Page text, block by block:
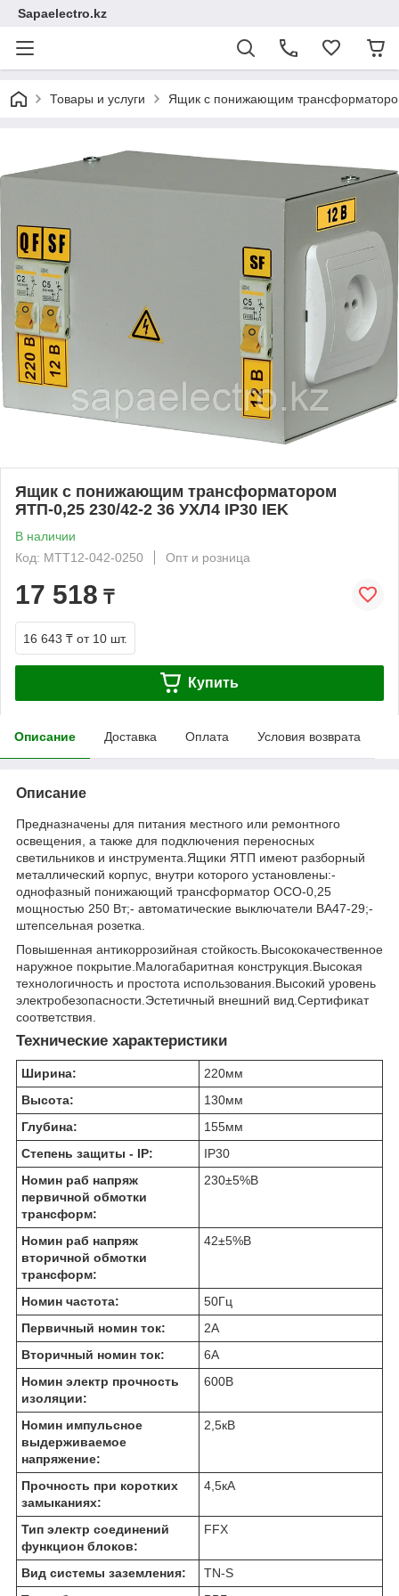
Sapaelectro.kz
Товары и услуги Ящик с понижающим
Ящик с понижающим трансформатором
ЯТП-0,25 230/42-2 36 УХЛ4 IP30 IEK
В наличии
Код: MTT12-042-0250
Опт и розница
17 518 ₸
16 643 ₸ от 10 шт.
Купить
Описание Доставка Оплата Условия возврата
Описание
Предназначены для питания местного или ремонтного
освещения, а также для подключения переносных
светильников и инструмента.Ящики ЯТП имеют разборный
металлический корпус, внутри которого установлены:-
однофазный понижающий трансформатор ОСО-0,25
мощностью 250 Вт;- автоматические выключатели ВА47-29;-
штепсельная розетка.
Повышенная антикоррозийная стойкость.Высококачественное
наружное покрытие.Малогабаритная конструкция.Высокая
технологичность и простота использования.Высокий уровень
электробезопасности.Эстетичный внешний вид.Сертификат
соответствия.
Технические характеристики
Ширина: 220мм
Высота:
130мм
Глубина:
155мм
Степень защиты - IP:
IP30
Номин раб напряж
первичной обмотки
трансформ:
230±5%В
Номин раб напряж
вторичной обмотки
трансформ:
42±5%В
Номин частота: 50Гц
Первичный номин ток:
2А
Вторичный номин ток:
6А
Номин электр прочность
изоляции:
600В
Номин импульсное
выдерживаемое
напряжение:
2,5кВ
Прочность при коротких
замыканиях:
4,5кА
Тип электр соединений
функцион блоков:
FFX
Вид системы заземления:
TN-S